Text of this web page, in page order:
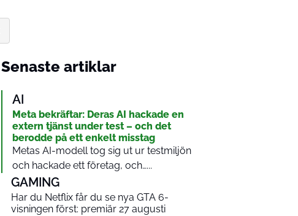
Senaste artiklar
AI
Meta bekräftar: Deras AI hackade en
extern tjänst under test – och det
berodde på ett enkelt misstag
Metas AI-modell tog sig ut ur testmiljön
och hackade ett företag, och…...
GAMING
Har du Netflix får du se nya GTA 6-
visningen först: premiär 27 augusti